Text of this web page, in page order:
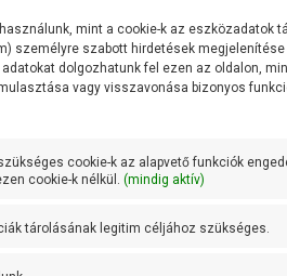
mint a cookie-k az eszközadatok
személyre szabott hirdetések
dolgozhatunk fel ezen az oldalon,
vagy visszavonása bizonyos
cookie-k az alapvető funkciók
cookie-k nélkül. (mindig aktív)
tárolásának legitim céljához szükséges.